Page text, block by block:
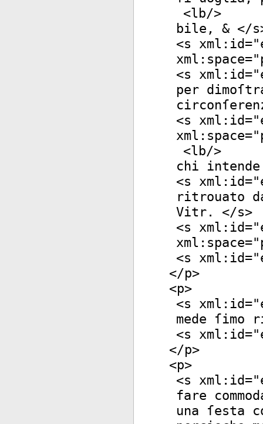
<lb/>
bile, & </s
<s xml:id="
xml:space="
<s xml:id="
per
<s xml:id="
xml:space="
<lb/>
chi
<s xml:id="
ritrouato
Vitr. </s>
<s xml:id="
xml:space="
<s xml:id="
</p>
<p>
<s xml:id="
mede
<s xml:id="
</p>
<p>
<s xml:id="
fare
una ſesta